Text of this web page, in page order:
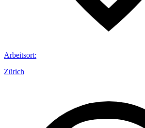
Arbeitsort:
Zürich